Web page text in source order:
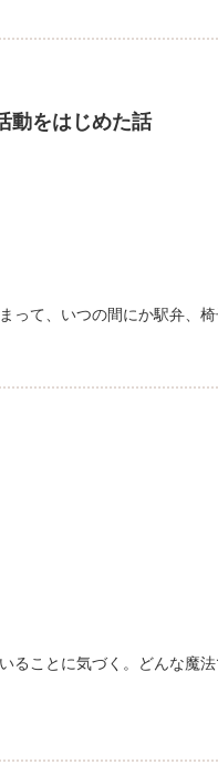
動をはじめた話
て、いつの間にか駅弁、
ることに気づく。どんな魔